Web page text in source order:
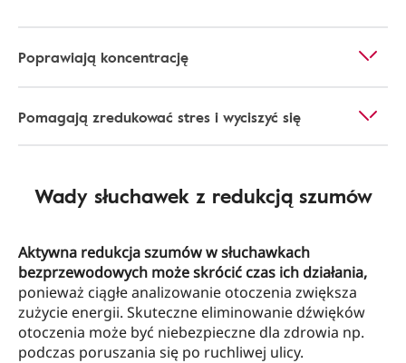
Poprawiają koncentrację
Pomagają zredukować stres i wyciszyć się
Wady słuchawek z redukcją szumów
Aktywna redukcja szumów w słuchawkach
bezprzewodowych może skrócić czas ich działania,
ponieważ ciągłe analizowanie otoczenia zwiększa
zużycie energii. Skuteczne eliminowanie dźwięków
otoczenia może być niebezpieczne dla zdrowia np.
podczas poruszania się po ruchliwej ulicy.